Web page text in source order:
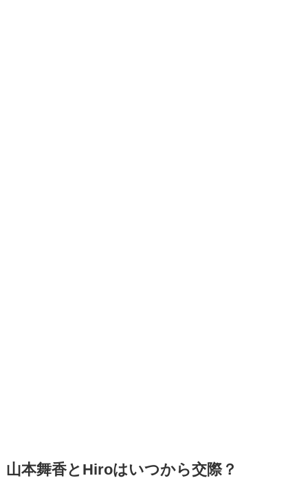
山本舞香とHiroはいつから交際？